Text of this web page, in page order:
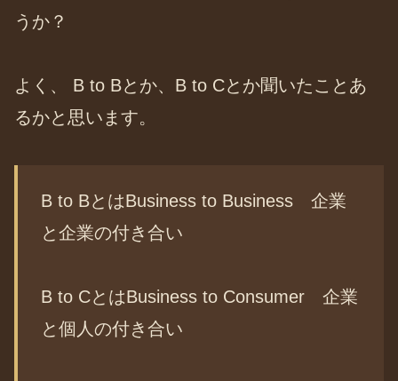
うか？
よく、 B to Bとか、B to Cとか聞いたことあ
るかと思います。
B to BとはBusiness to Business 企業
と企業の付き合い
B to CとはBusiness to Consumer 企業
と個人の付き合い